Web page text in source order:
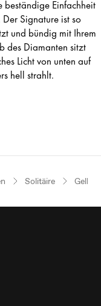
Einfachheit
Signature ist so
und bündig mit Ihrem
des Diamanten sitzt
Licht von unten auf
hell strahlt.
Solitäire